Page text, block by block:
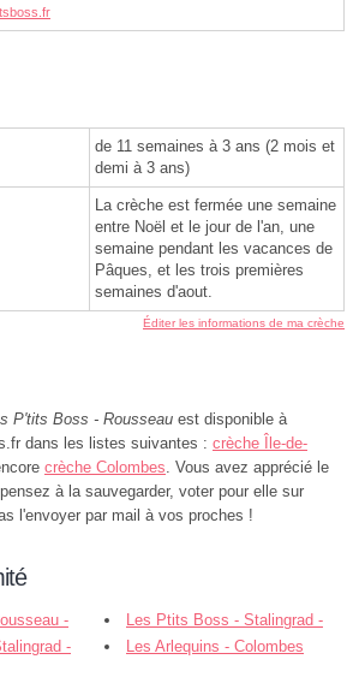
de 11 semaines à 3 ans (2 mois et
demi à 3 ans)
La crèche est fermée une semaine
entre Noël et le jour de l'an, une
semaine pendant les vacances de
Pâques, et les trois premières
semaines d'aout.
Éditer les informations de ma crèche
P'tits Boss - Rousseau est disponible à
dans les listes suivantes : crèche Île-de-
crèche Colombes. Vous avez apprécié le
à la sauvegarder, voter pour elle sur
l'envoyer par mail à vos proches !
-
Les Ptits Boss - Stalingrad -
Colombes
-
Les Arlequins - Colombes